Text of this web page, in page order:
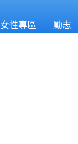
女性專區 勵志